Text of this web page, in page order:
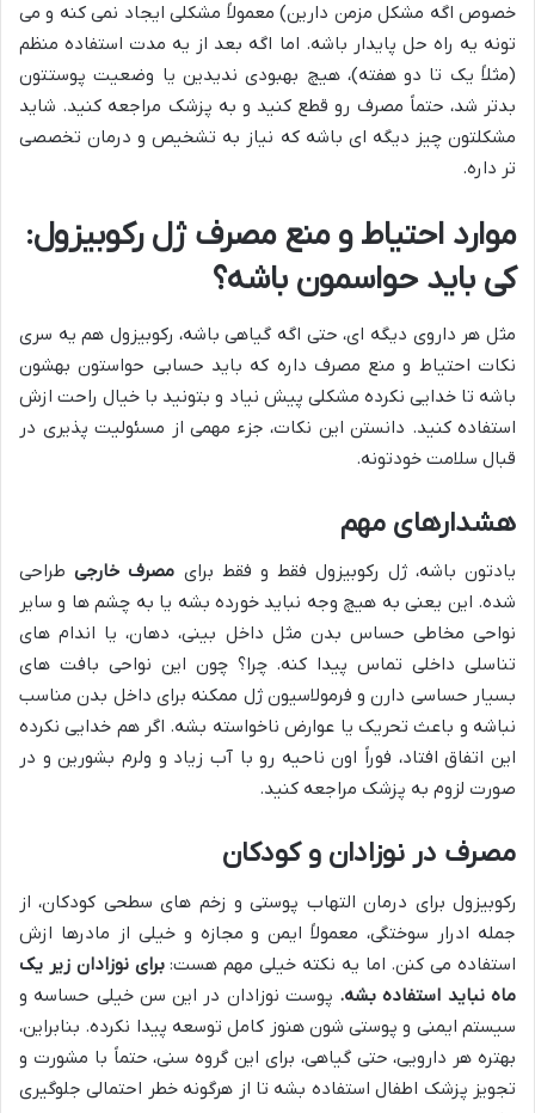
خصوص اگه مشکل مزمن دارین) معمولاً مشکلی ایجاد نمی کنه و می
تونه یه راه حل پایدار باشه. اما اگه بعد از یه مدت استفاده منظم
(مثلاً یک تا دو هفته)، هیچ بهبودی ندیدین یا وضعیت پوستتون
بدتر شد، حتماً مصرف رو قطع کنید و به پزشک مراجعه کنید. شاید
مشکلتون چیز دیگه ای باشه که نیاز به تشخیص و درمان تخصصی
تر داره.
موارد احتیاط و منع مصرف ژل رکوبیزول:
کی باید حواسمون باشه؟
مثل هر داروی دیگه ای، حتی اگه گیاهی باشه، رکوبیزول هم یه سری
نکات احتیاط و منع مصرف داره که باید حسابی حواستون بهشون
باشه تا خدایی نکرده مشکلی پیش نیاد و بتونید با خیال راحت ازش
استفاده کنید. دانستن این نکات، جزء مهمی از مسئولیت پذیری در
قبال سلامت خودتونه.
هشدارهای مهم
یادتون باشه، ژل رکوبیزول فقط و فقط برای مصرف خارجیطراحی
شده. این یعنی به هیچ وجه نباید خورده بشه یا به چشم ها و سایر
نواحی مخاطی حساس بدن مثل داخل بینی، دهان، یا اندام های
تناسلی داخلی تماس پیدا کنه. چرا؟ چون این نواحی بافت های
بسیار حساسی دارن و فرمولاسیون ژل ممکنه برای داخل بدن مناسب
نباشه و باعث تحریک یا عوارض ناخواسته بشه. اگر هم خدایی نکرده
این اتفاق افتاد، فوراً اون ناحیه رو با آب زیاد و ولرم بشورین و در
صورت لزوم به پزشک مراجعه کنید.
مصرف در نوزادان و کودکان
رکوبیزول برای درمان التهاب پوستی و زخم های سطحی کودکان، از
جمله ادرار سوختگی، معمولاً ایمن و مجازه و خیلی از مادرها ازش
استفاده می کنن. اما یه نکته خیلی مهم هست:برای نوزادان زیر یک
ماه نباید استفاده بشه. پوست نوزادان در این سن خیلی حساسه و
سیستم ایمنی و پوستی شون هنوز کامل توسعه پیدا نکرده. بنابراین،
بهتره هر دارویی، حتی گیاهی، برای این گروه سنی، حتماً با مشورت و
تجویز پزشک اطفال استفاده بشه تا از هرگونه خطر احتمالی جلوگیری